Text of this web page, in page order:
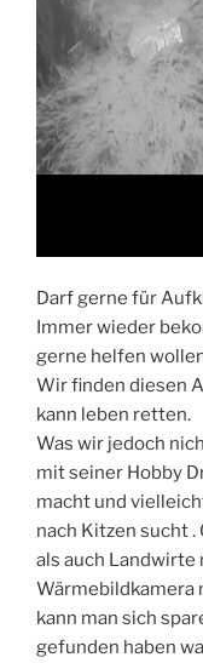
Darf gerne für
Immer wieder
gerne helfen
Wir finden diesen
kann leben retten.
Was wir jedoch
mit seiner Hobby
macht und
nach Kitzen sucht
als auch
Wärmebildkamera
kann man sich
gefunden haben